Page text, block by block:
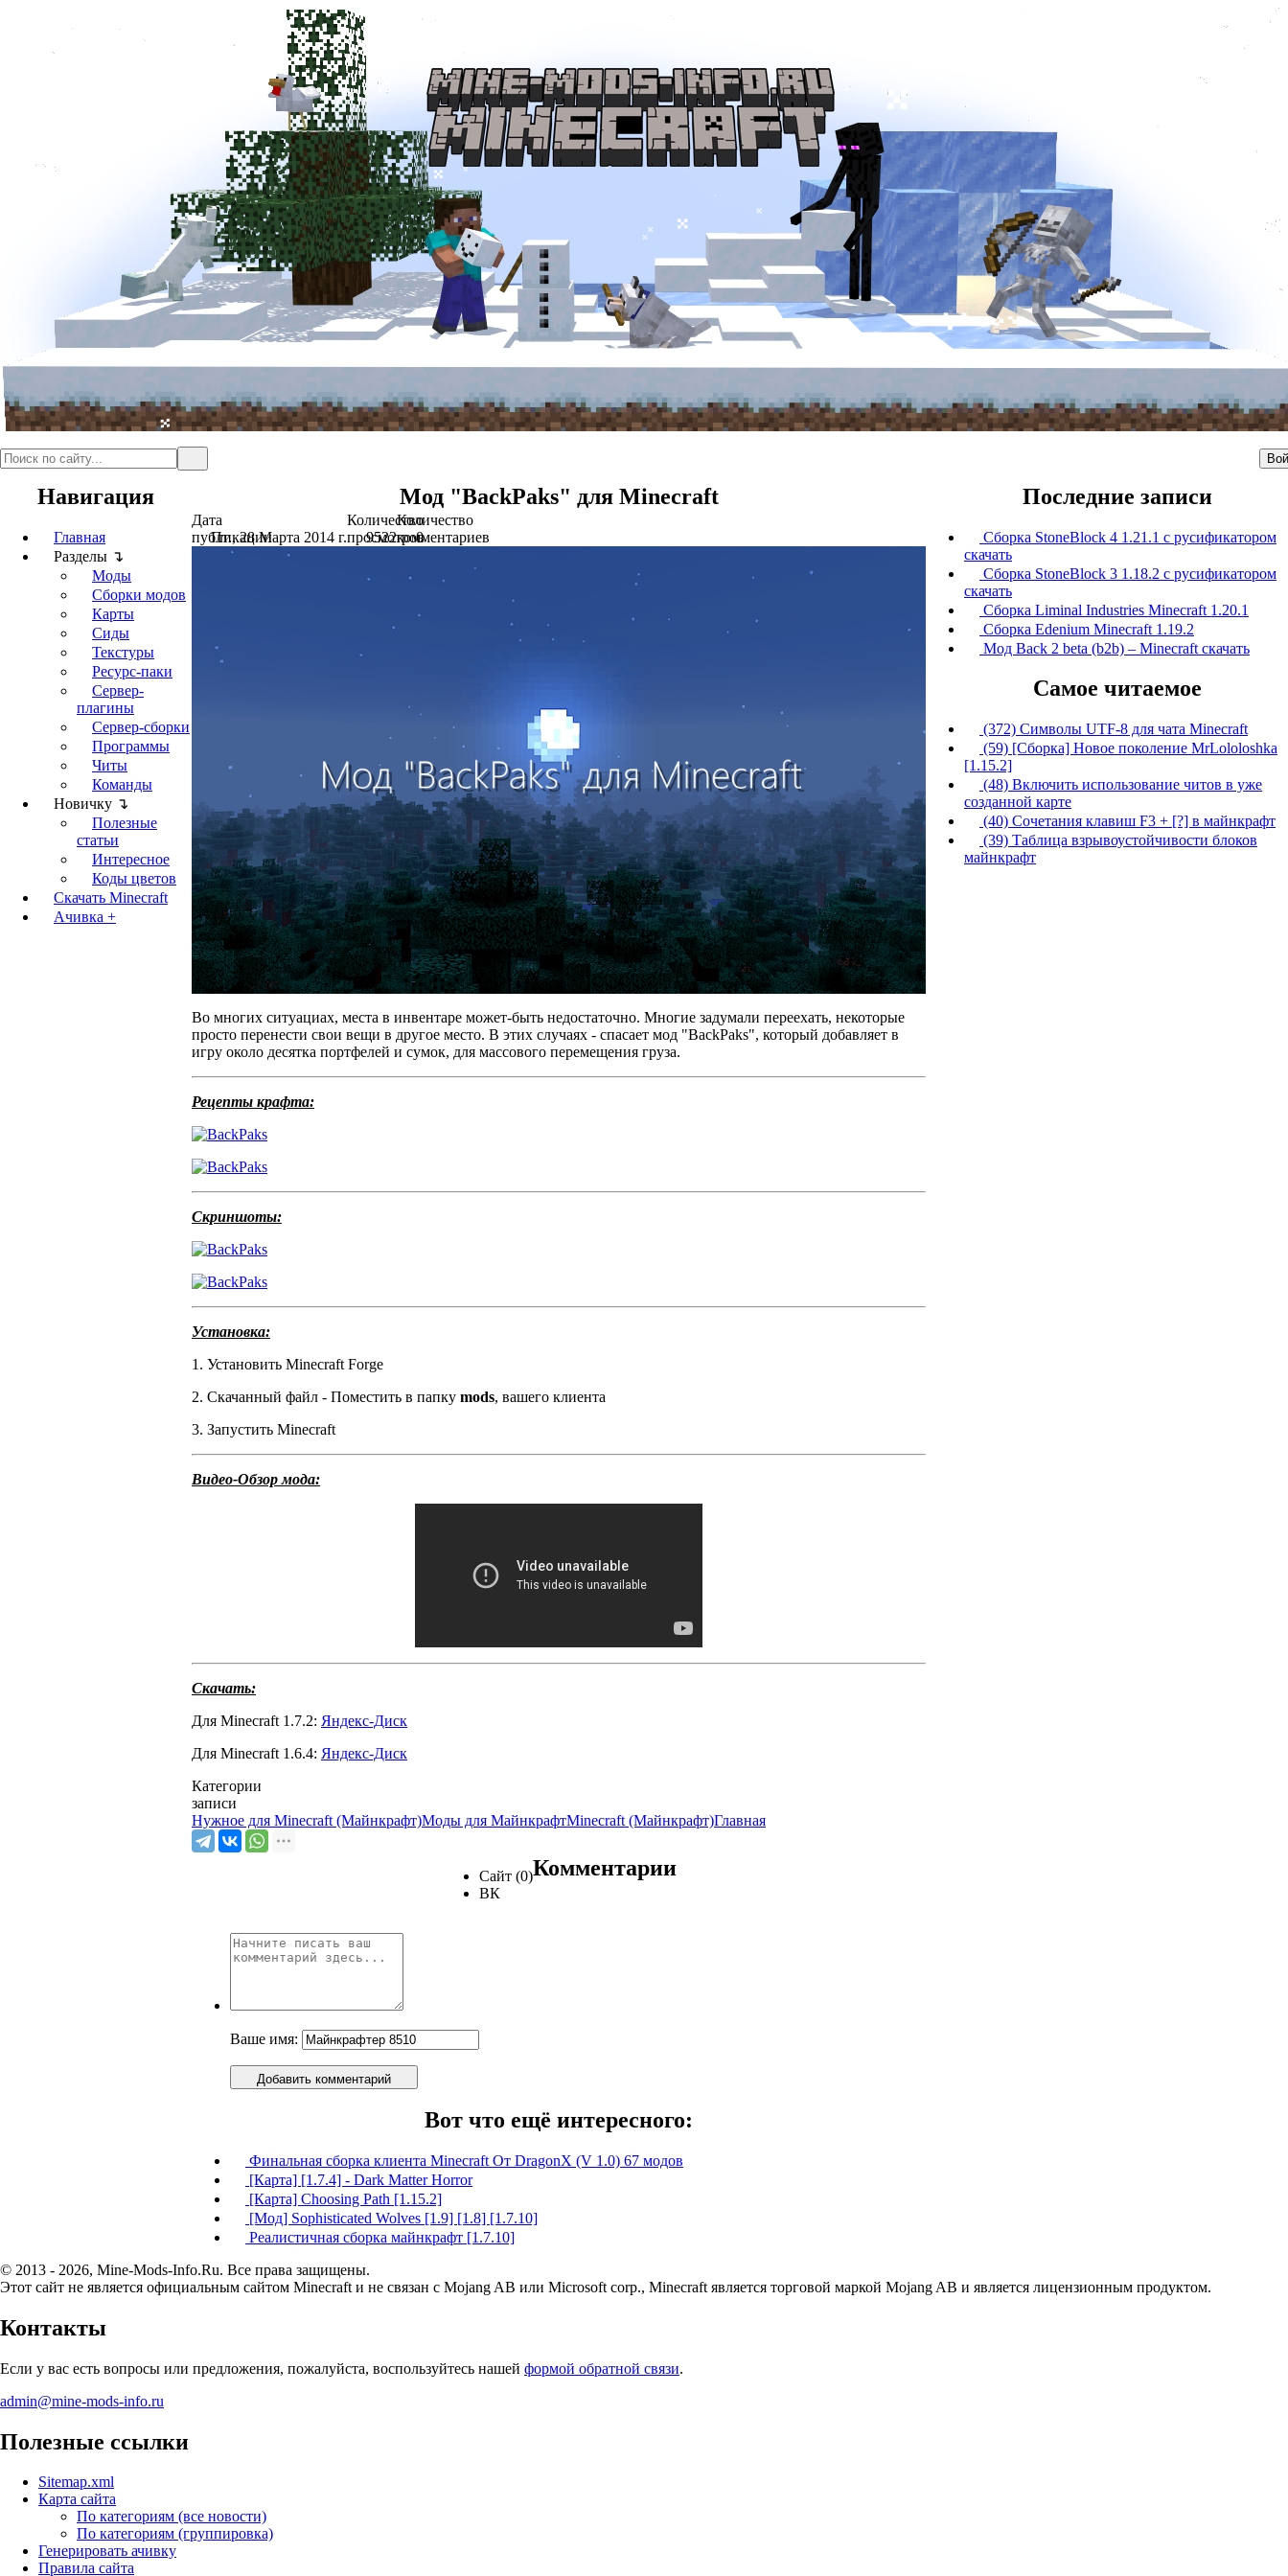
Навигация
Главная
Разделы ↴
Моды
Сборки модов
Карты
Сиды
Текстуры
Ресурс-паки
Сервер-
плагины
Сервер-сборки
Программы
Читы
Команды
Новичку ↴
Полезные
статьи
Интересное
Коды цветов
Скачать Minecraft
Ачивка +
Мод "BackPaks" для Minecraft
Дата
публикации
Пт., 28 Марта 2014 г.
Количество
просмотров
9522
Количество
комментариев
0
Во многих ситуациах, места в инвентаре может-быть недостаточно. Многие задумали переехать, некоторые
просто перенести свои вещи в другое место. В этих случаях - спасает мод "BackPaks", который добавляет в
игру около десятка портфелей и сумок, для массового перемещения груза.
Рецепты крафта:
Скриншоты:
Установка:
1. Установить Minecraft Forge
2. Скачанный файл - Поместить в папку mods, вашего клиента
3. Запустить Minecraft
Видео-Обзор мода:
Скачать:
Для Minecraft 1.7.2: Яндекс-Диск
Для Minecraft 1.6.4: Яндекс-Диск
Категории
записи
Нужное для Minecraft (Майнкрафт)Моды для МайнкрафтMinecraft (Майнкрафт)Главная
Сайт (0)
ВК
Комментарии
Ваше имя:
Добавить комментарий
Вот что ещё интересного:
Финальная сборка клиента Minecraft От DragonX (V 1.0) 67 модов
[Карта] [1.7.4] - Dark Matter Horror
[Карта] Сhoosing Path [1.15.2]
[Мод] Sophisticated Wolves [1.9] [1.8] [1.7.10]
Реалистичная сборка майнкрафт [1.7.10]
Последние записи
Сборка StoneBlock 4 1.21.1 с русификатором
скачать
Сборка StoneBlock 3 1.18.2 с русификатором
скачать
Сборка Liminal Industries Minecraft 1.20.1
Сборка Edenium Minecraft 1.19.2
Мод Back 2 beta (b2b) – Minecraft скачать
Самое читаемое
(372) Символы UTF-8 для чата Minecraft
(59) [Сборка] Новое поколение MrLololoshka
[1.15.2]
(48) Включить использование читов в уже
созданной карте
(40) Сочетания клавиш F3 + [?] в майнкрафт
(39) Таблица взрывоустойчивости блоков
майнкрафт
© 2013 - 2026, Mine-Mods-Info.Ru. Все права защищены.
Этот сайт не является официальным сайтом Minecraft и не связан с Mojang AB или Microsoft corp., Minecraft является торговой маркой Mojang AB и является лицензионным продуктом.
Контакты
Если у вас есть вопросы или предложения, пожалуйста, воспользуйтесь нашей формой обратной связи.
admin@mine-mods-info.ru
Полезные ссылки
Sitemap.xml
Карта сайта
По категориям (все новости)
По категориям (группировка)
Генерировать ачивку
Правила сайта